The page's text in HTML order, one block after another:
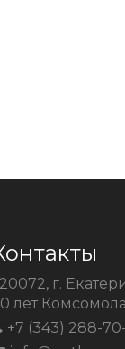
г.
лет
+7 (343) 288-